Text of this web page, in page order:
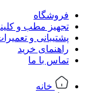
فروشگاه
تجهیز مطب و
پشتیبانی و
راهنمای خرید
تماس با ما
خانه